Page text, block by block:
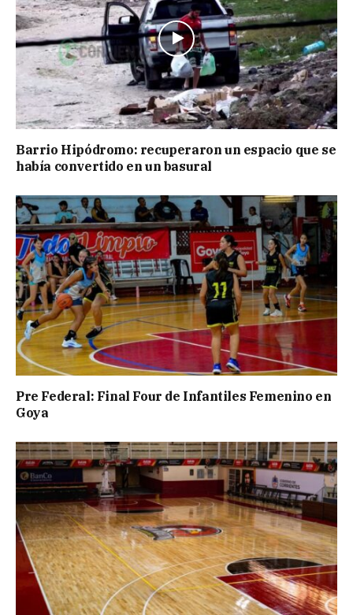
Barrio Hipódromo: recuperaron un espacio que se
había convertido en un basural
Pre Federal: Final Four de Infantiles Femenino en
Goya